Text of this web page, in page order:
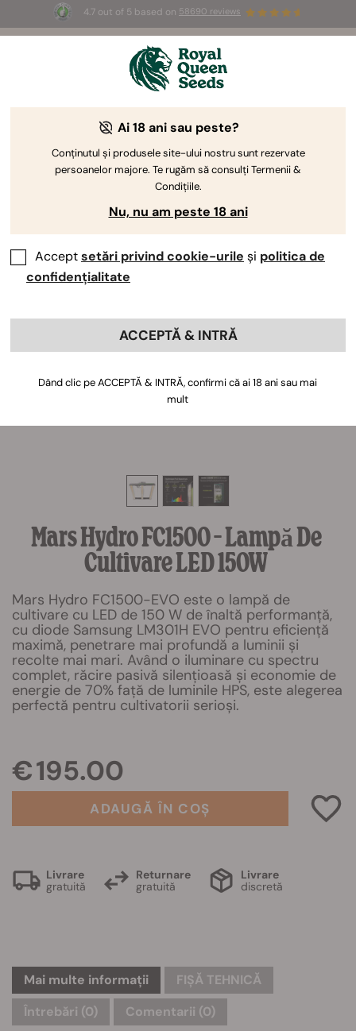
4.7 out of 5 based on 58690 reviews
3 semințe White Widow AutoGRATUITE pentru
Mars Hydro FC1500 – Lampă De
Cultivare LED 150W
Mars Hydro FC1500-EVO este o lampă de
cultivare cu LED de 150 W de înaltă performanță,
cu diode Samsung LM301H EVO pentru eficiență
maximă, penetrare mai profundă a luminii și
recolte mai mari. Având o iluminare cu spectru
complet, răcire pasivă silențioasă și economie de
energie de 70% față de luminile HPS, este alegerea
perfectă pentru cultivatorii serioși.
€ 195.00
ADAUGĂ ÎN COȘ
Livrare
gratuită
Returnare
gratuită
Livrare
discretă
Mai multe informații
FIȘĂ TEHNICĂ
Întrebări (0) Comentarii (0)
Ai 18 ani sau peste?
Conținutul și produsele site-ului nostru sunt rezervate
persoanelor majore. Te rugăm să consulți Termenii &
Condițiile.
Nu, nu am peste 18 ani
Acceptsetări privind cookie-urile și politica de
confidențialitate
ACCEPTĂ & INTRĂ
Dând clic pe ACCEPTĂ & INTRĂ, confirmi că ai 18 ani sau mai
mult